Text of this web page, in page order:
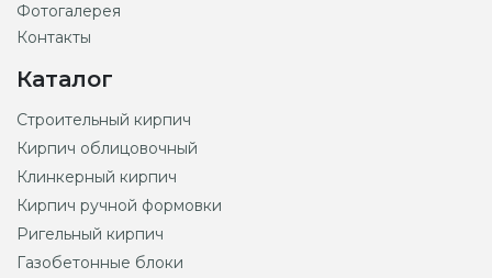
Фотогалерея
Контакты
Каталог
Строительный кирпич
Кирпич облицовочный
Клинкерный кирпич
Кирпич ручной формовки
Ригельный кирпич
Газобетонные блоки